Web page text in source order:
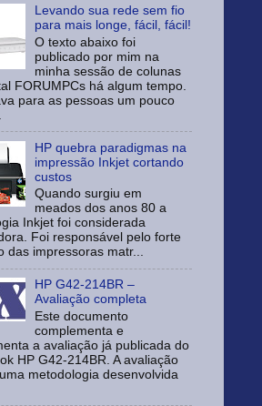
Levando sua rede sem fio
para mais longe, fácil, fácil!
O texto abaixo foi
publicado por mim na
minha sessão de colunas
FORUMPCs há algum tempo.
para as pessoas um pouco
HP quebra paradigmas na
impressão Inkjet cortando
custos
Quando surgiu em
meados dos anos 80 a
Inkjet foi considerada
Foi responsável pelo forte
das impressoras matr...
HP G42-214BR –
Avaliação completa
Este documento
complementa e
a avaliação já publicada do
HP G42-214BR. A avaliação
metodologia desenvolvida